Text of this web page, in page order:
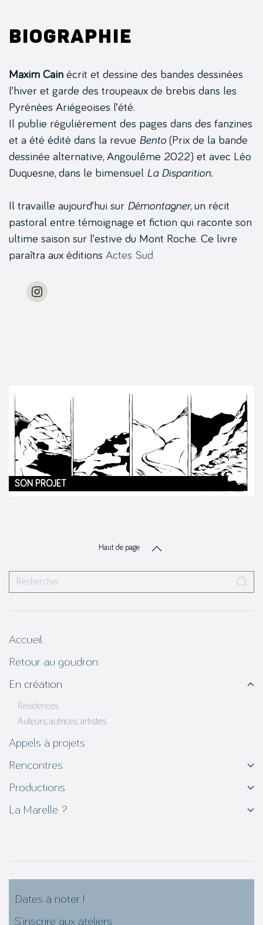
Biographie
Maxim Cain écrit et dessine des bandes dessinées
l’hiver et garde des troupeaux de brebis dans les
Pyrénées Ariégeoises l’été.
Il publie régulièrement des pages dans des fanzines
et a été édité dans la revue Bento (Prix de la bande
dessinée alternative, Angoulême 2022) et avec Léo
Duquesne, dans le bimensuel La Disparition.
Il travaille aujourd’hui sur Démontagner, un récit
pastoral entre témoignage et fiction qui raconte son
ultime saison sur l’estive du Mont Roche. Ce livre
paraîtra aux éditions Actes Sud.
SON PROJET
Haut de page
Accueil
Retour au goudron
En création
Résidences
Auteurs, autrices, artistes
Appels à projets
Rencontres
Productions
La Marelle ?
Dates à noter !
S’inscrire aux ateliers